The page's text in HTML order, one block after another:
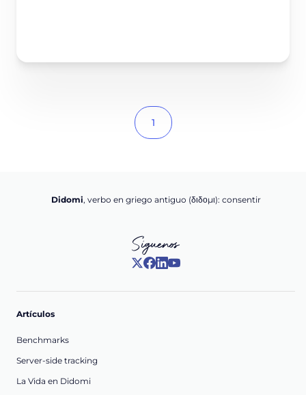
1
Didomi, verbo en griego antiguo (διδομι): consentir
Síguenos
Artículos
Benchmarks
Server-side tracking
La Vida en Didomi